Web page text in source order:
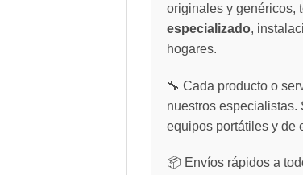
originales y genéricos,
especializado,
hogares.
🔧 Cada producto o
nuestros especialistas.
equipos portátiles y de
📦 Envíos rápidos a